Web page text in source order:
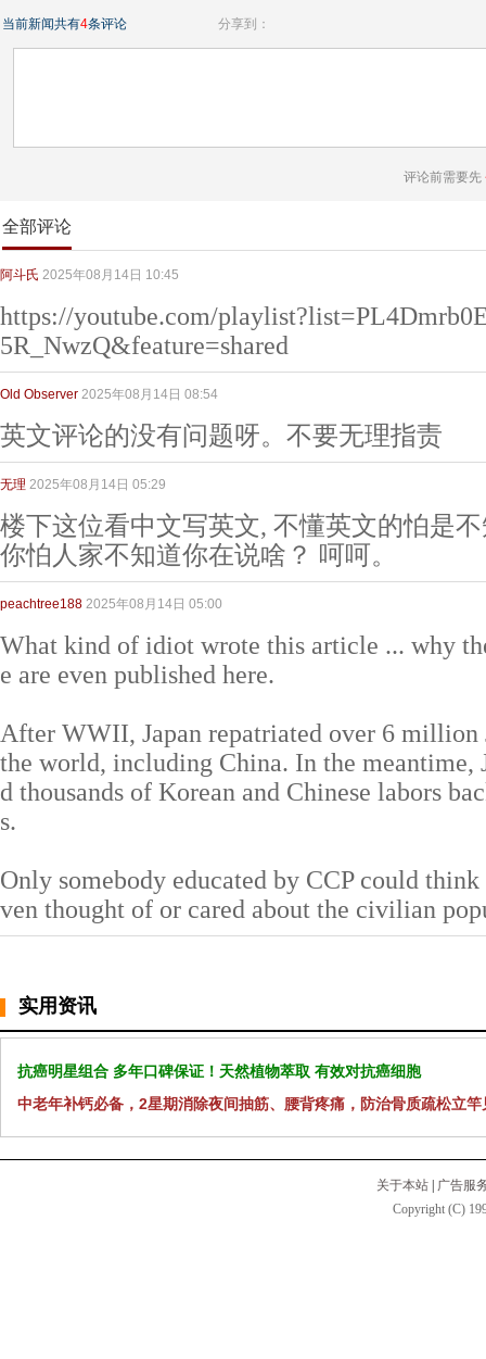
当前新闻共有4条评论 分享到：
评论前需要先
全部评论
阿斗氏 2025年08月14日 10:45
https://youtube.com/
5R_NwzQ&feature=shared
Old Observer 2025年08月14日 08:54
英文评论的没有问题呀。不要无理指责
无理 2025年08月14日 05:29
楼下这位看中文写英文, 不懂英文的怕是
你怕人家不知道你在说啥？ 呵呵。
peachtree188 2025年08月14日 05:00
What kind of idiot wrote this article ... why
e are even published here.
After WWII, Japan repatriated over 6 million
the world, including China. In the meantime,
d thousands of Korean and Chinese labors
s.
Only somebody educated by CCP could
ven thought of or cared about the civilian
实用资讯
抗癌明星组合 多年口碑保证！天然植物萃取 有效对抗癌细胞
中老年补钙必备，2星期消除夜间抽筋、腰背疼痛，防治骨质疏松立竿
关于本站 | 广告服
Copyright (C)